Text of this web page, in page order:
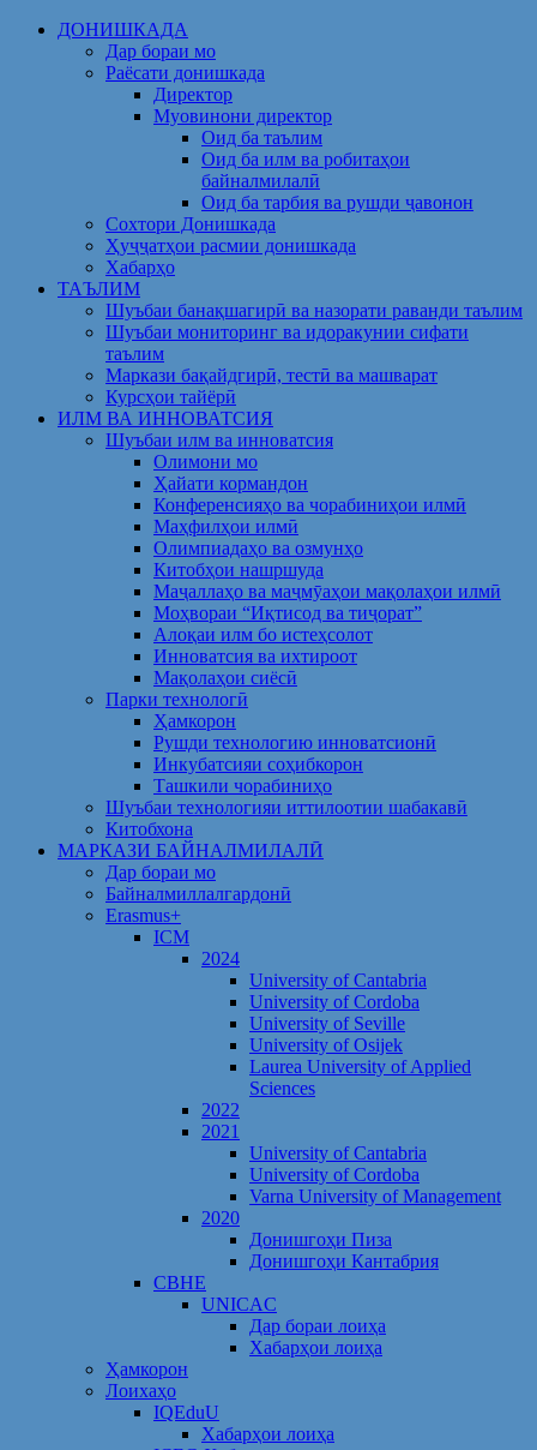
Skip
ДОНИШКАДА
Дар бораи мо
Раёсати донишкада
Директор
Муовинони директор
Оид ба таълим
Оид ба илм ва робитаҳои
байналмилалӣ
Оид ба тарбия ва рушди ҷавонон
Сохтори Донишкада
Ҳуҷҷатҳои расмии донишкада
Хабарҳо
ТАЪЛИМ
Шуъбаи банақшагирӣ ва назорати раванди таълим
Шуъбаи мониторинг ва идоракунии сифати
таълим
Маркази бақайдгирӣ, тестӣ ва машварат
Курсҳои тайёрӣ
ИЛМ ВА ИННОВАТСИЯ
Шуъбаи илм ва инноватсия
Олимони мо
Ҳайати кормандон
Конференсияҳо ва чорабиниҳои илмӣ
Маҳфилҳои илмӣ
Олимпиадаҳо ва озмунҳо
Китобҳои нашршуда
Маҷаллаҳо ва маҷмӯаҳои мақолаҳои илмӣ
Моҳвораи “Иқтисод ва тиҷорат”
Алоқаи илм бо истеҳсолот
Инноватсия ва ихтироот
Мақолаҳои сиёсӣ
Парки технологӣ
Ҳамкорон
Рушди технологию инноватсионӣ
Инкубатсияи соҳибкорон
Ташкили чорабиниҳо
Шуъбаи технологияи иттилоотии шабакавӣ
Китобхона
МАРКАЗИ БАЙНАЛМИЛАЛӢ
Дар бораи мо
Байналмиллалгардонӣ
Erasmus+
ICM
2024
University of Cantabria
University of Cordoba
University of Seville
University of Osijek
Laurea University of Applied
Sciences
2022
2021
University of Cantabria
University of Cordoba
Varna University of Management
2020
Донишгоҳи Пиза
Донишгоҳи Кантабрия
CBHE
UNICAC
Дар бораи лоиҳа
Хабарҳои лоиҳа
Ҳамкорон
Лоихаҳо
IQEduU
Хабарҳои лоиҳа